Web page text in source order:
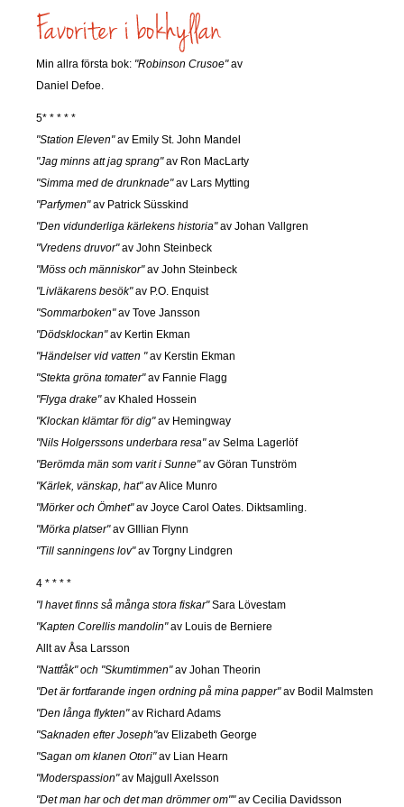
Min allra första bok: "Robinson Crusoe"av
Daniel Defoe.
5* * * * *
"Station Eleven"av Emily St. John Mandel
"Jag minns att jag sprang"av Ron MacLarty
"Simma med de drunknade"av Lars Mytting
"Parfymen"av Patrick Süsskind
"Den vidunderliga kärlekens historia"av Johan Vallgren
"Vredens druvor"av John Steinbeck
"Möss och människor"av John Steinbeck
"Livläkarens besök"av P.O. Enquist
"Sommarboken"av Tove Jansson
"Dödsklockan"av Kertin Ekman
"Händelser vid vatten "av Kerstin Ekman
"Stekta gröna tomater"av Fannie Flagg
"Flyga drake"av Khaled Hossein
"Klockan klämtar för dig"av Hemingway
"Nils Holgerssons underbara resa"av Selma Lagerlöf
"Berömda män som varit i Sunne"av Göran Tunström
"Kärlek, vänskap, hat"av Alice Munro
"Mörker och Ömhet"av Joyce Carol Oates. Diktsamling.
"Mörka platser"av GIllian Flynn
"Till sanningens lov"av Torgny Lindgren
4 * * * *
"I havet finns så många stora fiskar"Sara Lövestam
"Kapten Corellis mandolin"av Louis de Berniere
Allt av Åsa Larsson
"Nattfåk" och "Skumtimmen"av Johan Theorin
"Det är fortfarande ingen ordning på mina papper"av Bodil Malmsten
"Den långa flykten"av Richard Adams
"Saknaden efter Joseph"av Elizabeth George
"Sagan om klanen Otori"av Lian Hearn
"Moderspassion"av Majgull Axelsson
"Det man har och det man drömmer om""av Cecilia Davidsson